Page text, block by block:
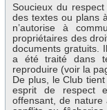
Soucieux du
des textes ou plans
n’autorise à
propriétaires des
documents gratuits.
a été traité dans
reproduire (voir la
De plus, le Club
esprit de respect
offensant, de